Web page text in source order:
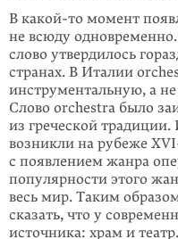
В какой-то момент
не всюду
слово утвердилось
странах. В Италии
инструментальную, а
Слово orchestra было
из греческой
возникли на рубеже
с появлением жанра
популярности этого
весь мир. Таким
сказать, что у
источника: храм и театр.